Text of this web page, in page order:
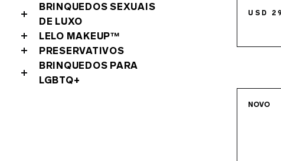
BRINQUEDOS SEXUAIS
DE LUXO
LELO MAKEUP™
PRESERVATIVOS
BRINQUEDOS PARA
LGBTQ+
USD
NOVO